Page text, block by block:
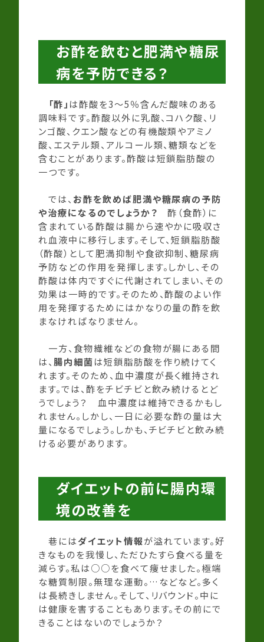
お酢を飲むと肥満や糖尿
病を予防できる？
「酢」 は酢酸を3～5％含んだ酸味のある
調味料です。酢酸以外に乳酸、コハク酸、リ
ンゴ酸、クエン酸などの有機酸類やアミノ
酸、エステル類、アルコール類、糖類などを
含むことがあります。酢酸は短鎖脂肪酸の
一つです。
では、 お酢を飲めば肥満や糖尿病の予防
や治療になるのでしょうか？酢（食酢）に
含まれている酢酸は腸から速やかに吸収さ
れ血液中に移行します。そして、短鎖脂肪酸
（酢酸）として肥満抑制や食欲抑制、糖尿病
予防などの作用を発揮します。しかし、その
酢酸は体内ですぐに代謝されてしまい、その
効果は一時的です。そのため、酢酸のよい作
用を発揮するためにはかなりの量の酢を飲
まなければなりません。
一方、食物繊維などの食物が腸にある間
は、 腸内細菌は短鎖脂肪酸を作り続けてく
れます。そのため、血中濃度が長く維持され
ます。では、酢をチビチビと飲み続けるとど
うでしょう？ 血中濃度は維持できるかもし
れません。しかし、一日に必要な酢の量は大
量になるでしょう。しかも、チビチビと飲み続
ける必要があります。
ダイエットの前に腸内環
境の改善を
巷にはダイエット情報が溢れています。好
きなものを我慢し、ただひたすら食べる量を
減らす。私は○○を食べて痩せました。極端
な糖質制限。無理な運動。…などなど。多く
は長続きしません。そして、リバウンド。中に
は健康を害することもあります。その前にで
きることはないのでしょうか？